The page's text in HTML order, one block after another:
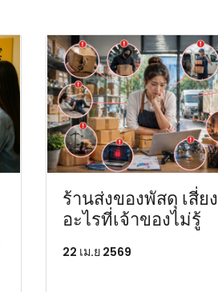
ร้านส่งของพัสดุ เสี่ยง
อะไรที่เจ้าของไม่รู้
22 เม.ย 2569